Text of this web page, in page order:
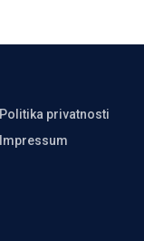
Politika privatnosti
Impressum